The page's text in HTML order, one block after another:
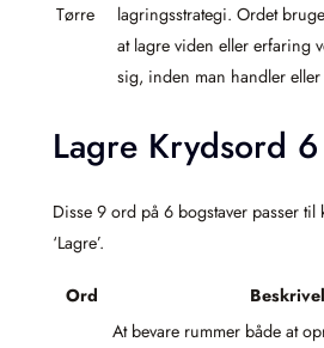
Tørre
lagringsstrategi. Ordet
at lagre viden eller erfaring
sig, inden man handler eller
Lagre Krydsord
Disse 9 ord på 6 bogstaver passer til
‘Lagre’.
Ord
At bevare rummer både at